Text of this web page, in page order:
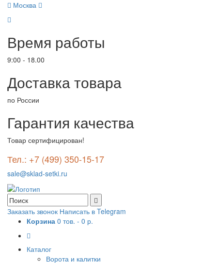
Москва
Время работы
9:00 - 18.00
Доставка товара
по России
Гарантия качества
Товар сертифицирован!
Тел.: +7 (499) 350-15-17
sale@sklad-setki.ru
Заказать звонок Написать в Telegram
Корзина 0 тов. - 0 р.
Каталог
Ворота и калитки